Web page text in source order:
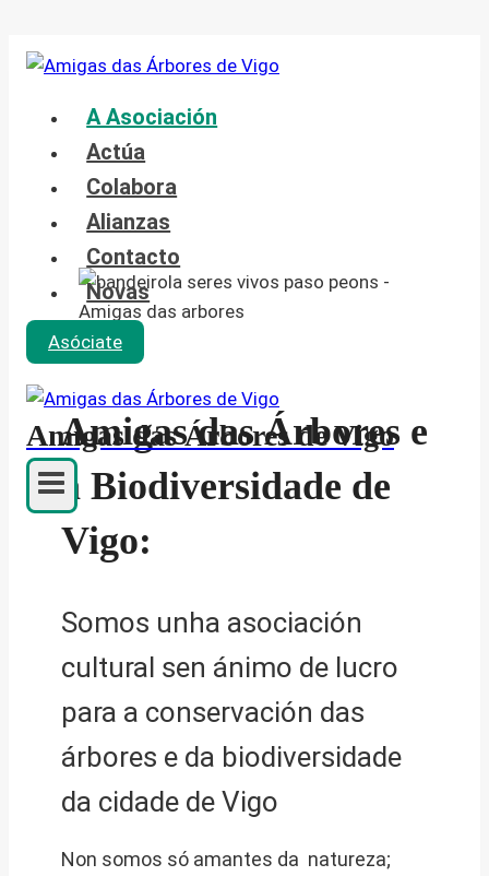
Saltar
contenidoA Asociación
Actúa
Colabora
Alianzas
Contacto
Novas
Asóciate
Amigas das Árbores de Vigo
Amigas das Árbores e
a Biodiversidade de
Vigo:
Somos unha asociación
cultural sen ánimo de lucro
para a conservación das
árbores e da biodiversidade
da cidade de Vigo
Non somos só amantes da natureza;